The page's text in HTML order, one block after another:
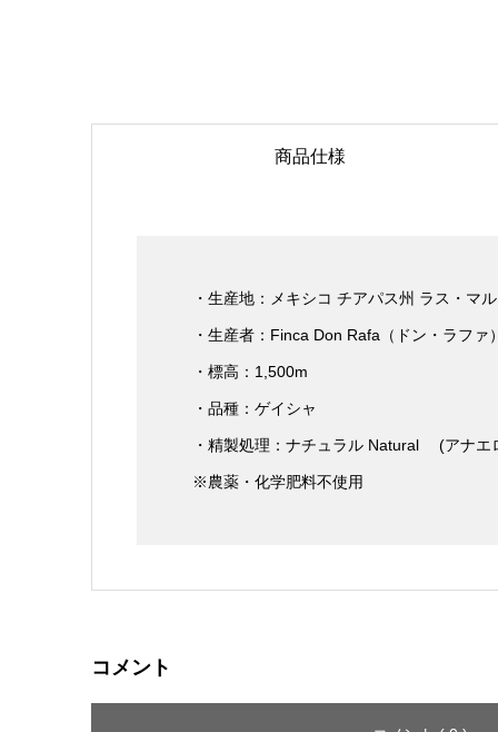
商品仕様
・生産地：メキシコ チアパス州 ラス・マ
・生産者：Finca Don Rafa（ドン・ラファ）
・標高：1,500m
・品種：ゲイシャ
・精製処理：ナチュラル Natural (アナエ
※農薬・化学肥料不使用
コメント